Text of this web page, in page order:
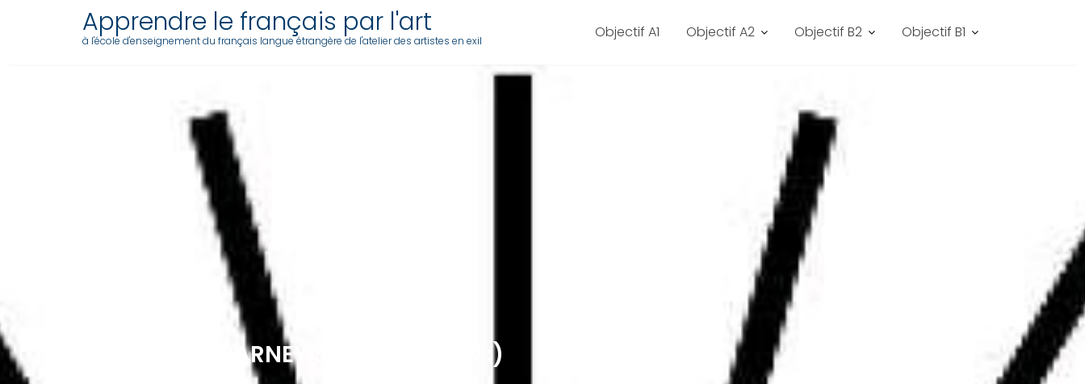
Apprendre le français par l'art
à l'école d'enseignement du français langue étrangère de l'atelier des artistes en exil Objectif A1 Objectif A2 Objectif B2 Objectif B1
10/10 – SOIT BARNEY SOIT AKERMAN :)